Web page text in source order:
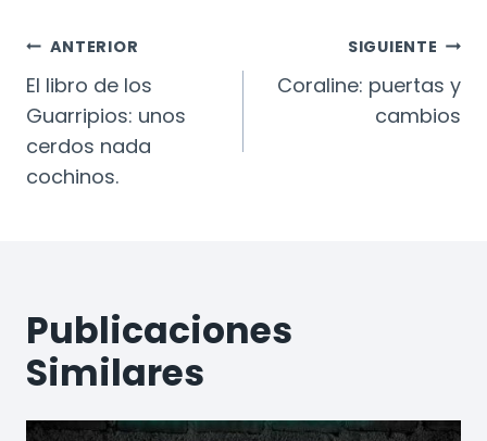
Navegación
De
Entradas
ANTERIOR
El libro de los
Guarripios: unos
cerdos nada
cochinos.
SIGUIENTE
Coraline: puertas y
cambios
Publicaciones
Similares